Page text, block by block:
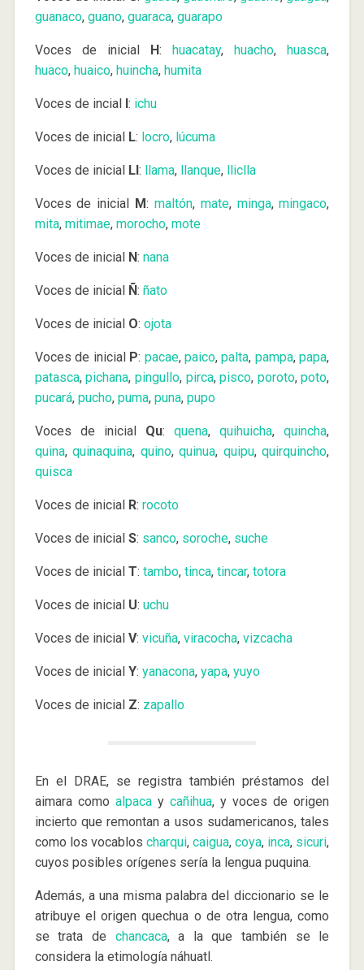
guanaco, guano, guaraca, guarapo
Voces de inicial H:huacatay,huacho,huasca,
huaco, huaico, huincha, humita
Voces de incial I: ichu
Voces de inicial L: locro, lúcuma
Voces de inicial Ll: llama, llanque, lliclla
Voces de inicial M: maltón, mate, minga,mingaco,
mita, mitimae, morocho, mote
Voces de inicial N: nana
Voces de inicial Ñ: ñato
Voces de inicial O: ojota
Voces de inicial P: pacae, paico,palta, pampa,papa,
patasca,pichana, pingullo, pirca,pisco, poroto,poto,
pucará, pucho, puma, puna, pupo
Voces de inicial Qu:quena,quihuicha,quincha,
quina,quinaquina, quino,quinua, quipu,quirquincho,
quisca
Voces de inicial R: rocoto
Voces de inicial S: sanco, soroche, suche
Voces de inicial T: tambo, tinca, tincar, totora
Voces de inicial U: uchu
Voces de inicial V: vicuña, viracocha, vizcacha
Voces de inicial Y: yanacona, yapa, yuyo
Voces de inicial Z: zapallo
En el DRAE, se registra también préstamos del
aimara como alpacaycañihua, y voces de origen
incierto que remontan a usos sudamericanos, tales
como los vocablos charqui,caigua,coya, inca, sicuri,
cuyos posibles orígenes sería la lengua puquina.
Además, a una misma palabra del diccionario se le
atribuye el origen quechua o de otra lengua, como
se trata de chancaca, a la que también se le
considera la etimología náhuatl.